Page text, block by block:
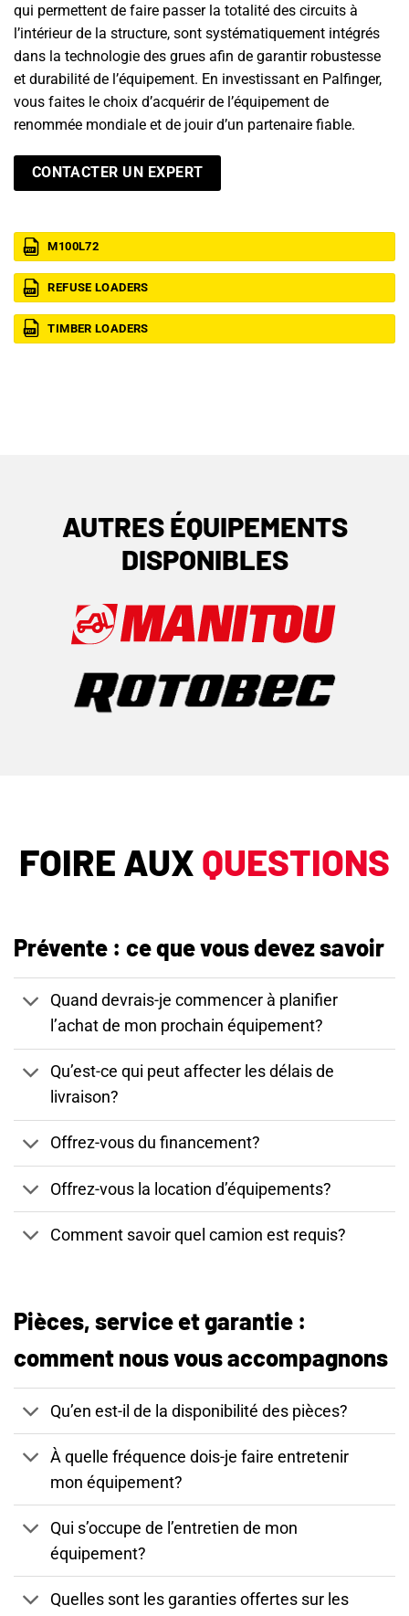
qui permettent de faire passer la totalité des circuits à
l’intérieur de la structure, sont systématiquement intégrés
dans la technologie des grues afin de garantir robustesse
et durabilité de l’équipement. En investissant en Palfinger,
vous faites le choix d’acquérir de l’équipement de
renommée mondiale et de jouir d’un partenaire fiable.
CONTACTER UN EXPERT
M100L72
REFUSE LOADERS
TIMBER LOADERS
AUTRES ÉQUIPEMENTS
DISPONIBLES
FOIRE AUX QUESTIONS
Prévente : ce que vous devez savoir
Quand devrais-je commencer à planifier
l’achat de mon prochain équipement?
Qu’est-ce qui peut affecter les délais de
livraison?
Offrez-vous du financement?
Offrez-vous la location d’équipements?
Comment savoir quel camion est requis?
Pièces, service et garantie :
comment nous vous accompagnons
Qu’en est-il de la disponibilité des pièces?
À quelle fréquence dois-je faire entretenir
mon équipement?
Qui s’occupe de l’entretien de mon
équipement?
Quelles sont les garanties offertes sur les